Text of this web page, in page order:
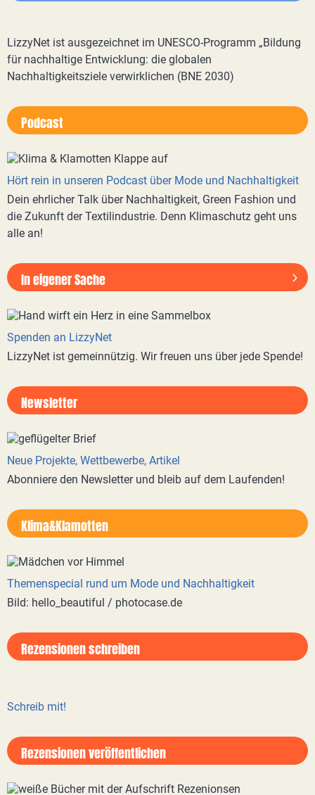
LizzyNet ist ausgezeichnet im UNESCO-Programm „Bildung
für nachhaltige Entwicklung: die globalen
Nachhaltigkeitsziele verwirklichen (BNE 2030)
Podcast
Hört rein in unseren Podcast über Mode und Nachhaltigkeit
Dein ehrlicher Talk über Nachhaltigkeit, Green Fashion und
die Zukunft der Textilindustrie. Denn Klimaschutz geht uns
alle an!
In eigener Sache
Spenden an LizzyNet
LizzyNet ist gemeinnützig. Wir freuen uns über jede Spende!
Newsletter
Neue Projekte, Wettbewerbe, Artikel
Abonniere den Newsletter und bleib auf dem Laufenden!
Klima&Klamotten
Themenspecial rund um Mode und Nachhaltigkeit
Bild: hello_beautiful / photocase.de
Rezensionen schreiben
Schreib mit!
Rezensionen veröffentlichen